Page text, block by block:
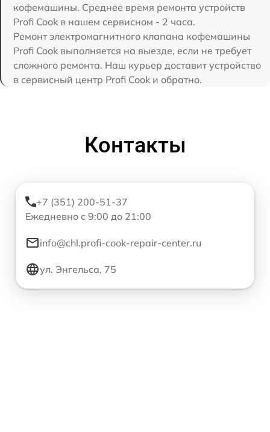
кофемашины. Среднее время ремонта устройств
Profi Cook в нашем сервисном - 2 часа.
Ремонт электромагнитного клапана кофемашины
Profi Cook выполняется на выезде, если не требует
сложного ремонта. Наш курьер доставит устройство
в сервисный центр Profi Cook и обратно.
Контакты
+7 (351) 200-51-37
Ежедневно с 9:00 до 21:00
info@chl.profi-cook-repair-center.ru
ул. Энгельса, 75